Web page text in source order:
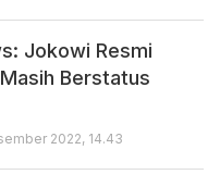
Jokowi Resmi
Berstatus
2022, 14.43